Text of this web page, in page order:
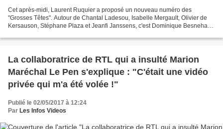
Cet après-midi, Laurent Ruquier a proposé un nouveau numéro des
"Grosses Têtes". Autour de Chantal Ladesou, Isabelle Mergault, Olivier de
Kersauson, Stéphane Plaza et Jeanfi Janssens, c'est Dominique Besnehard
La collaboratrice de RTL qui a insulté Marion
Maréchal Le Pen s'explique : "C'était une vidéo
privée qui m'a été volée !"
Publié le 02/05/2017 à 12:24
Par Les Infos Videos